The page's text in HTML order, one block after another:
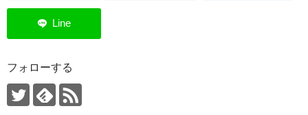
フォローする